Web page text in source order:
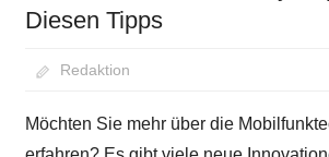
Diesen Tipps
August 23, 2020
Redaktion
Möchten Sie mehr über die